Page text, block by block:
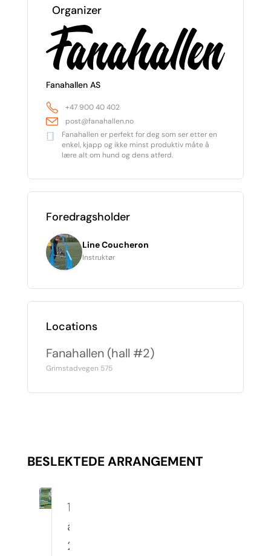
Organizer
Fanahallen AS
+47 900 40 402
post@fanahallen.no
Fanahallen er perfekt for deg som ser etter en
enkel, kjapp og ikke minst produktiv måte å
lære alt om hund og dens atferd.
Foredragsholder
Line Coucheron
Instruktør
Locations
Fanahallen (hall #2)
Grimstadvegen 575
BESLEKTEDE ARRANGEMENT
10.
august
2026